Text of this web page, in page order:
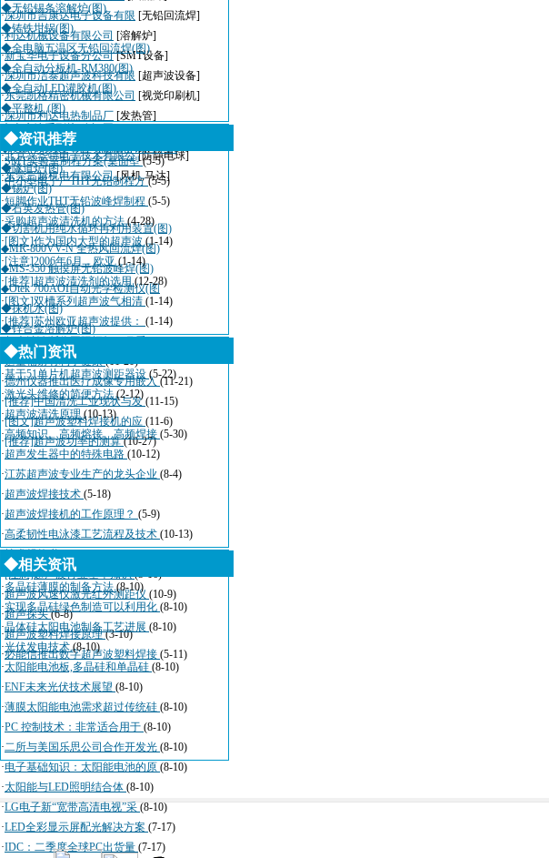
·深圳市吉康达电子设备有限 [无铅回流焊]
·利达机械设备有限公司 [溶解炉]
·新宝华电子设备分公司 [SMT设备]
·深圳市洁泰超声波科技有限 [超声波设备]
·东莞凯格精密机械有限公司 [视觉印刷机]
·深圳市利达电热制品厂 [发热管]
·深圳市迈瑞自动化设备有限
·北京兴华特电子技术有限公 [防静电球]
·东莞三越机电有限公司 [风机,马达]
◆无铅锡条溶解炉(图)
◆铸铁坩锅(图)
◆全电脑五温区无铅回流焊(图)
◆全自动分板机-RM380(图)
◆全自动LED灌胶机(图)
◆平整机 (图)
◆吉康达系列接驳台(图)
◆JKD-600AA 半自动高精密钢网印刷
◆隧道炉(图)
◆锡炉(图)
◆石英发热管(图)
◆切割机用纯水循环再利用装置(图)
◆MR-800VV-N 全热风回流焊(图)
◆MS-350 触摸屏无铅波峰焊(图)
◆Otek 700AOI自动光学检测仪(图
◆抹机水(图)
◆锌合金溶解炉(图)
◆资讯推荐
·SMT实验室制程方案(桌面型(5-5)
·中小型电子厂THT无铅制程方(5-5)
·短脚作业THT无铅波峰焊制程 (5-5)
·采购超声波清洗机的方法(4-28)
·[图文]作为国内大型的超声波(1-14)
·[注意]2006年6月，欧亚(1-14)
·[推荐]超声波清洗剂的选用(12-28)
·[图文]双槽系列超声波气相清 (1-14)
·[推荐]苏州欧亚超声波提供： (1-14)
超声波诊断仪国际招标10月看
·适量辐射有利于健康(11-20)
·德州仪器推出医疗成像专用嵌入 (11-21)
·[推荐]中国清洗工业现状与发(11-15)
·[图文]超声波塑料焊接机的应 (11-6)
·[推荐]超声波功率的测算(10-27)
◆热门资讯
·基于51单片机超声波测距器设 (5-22)
·激光头维修的简便方法(2-12)
·超声波清洗原理(10-13)
·高频知识、高频熔接、高频焊接 (5-30)
·超声发生器中的特殊电路 (10-12)
·江苏超声波专业生产的龙头企业 (8-4)
·超声波焊接技术 (5-18)
·超声波焊接机的工作原理？ (5-9)
·高柔韧性电泳漆工艺流程及技术 (10-13)
技术规格书
(4-3)
·[注意]超声波行业基本知识(5-16)
·超声波风速仪激光红外测距仪 (10-9)
·超声探头(6-8)
·超声波塑料焊接原理(3-10)
·必能信推出数字超声波塑料焊接 (5-11)
◆相关资讯
·多晶硅薄膜的制备方法(8-10)
·实现多晶硅绿色制造可以利用化 (8-10)
·晶体硅太阳电池制备工艺进展 (8-10)
·光伏发电技术(8-10)
·太阳能电池板,多晶硅和单晶硅 (8-10)
·ENF未来光伏技术展望 (8-10)
·薄膜太阳能电池需求超过传统硅 (8-10)
·PC 控制技术：非常适合用于 (8-10)
·二所与美国乐思公司合作开发光 (8-10)
·电子基础知识：太阳能电池的原 (8-10)
·太阳能与LED照明结合体 (8-10)
·LG电子新“宽带高清电视”采 (8-10)
·LED全彩显示屏配光解决方案 (7-17)
·IDC：二季度全球PC出货量 (7-17)